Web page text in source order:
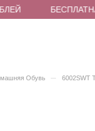
Обувь – 6002SWT